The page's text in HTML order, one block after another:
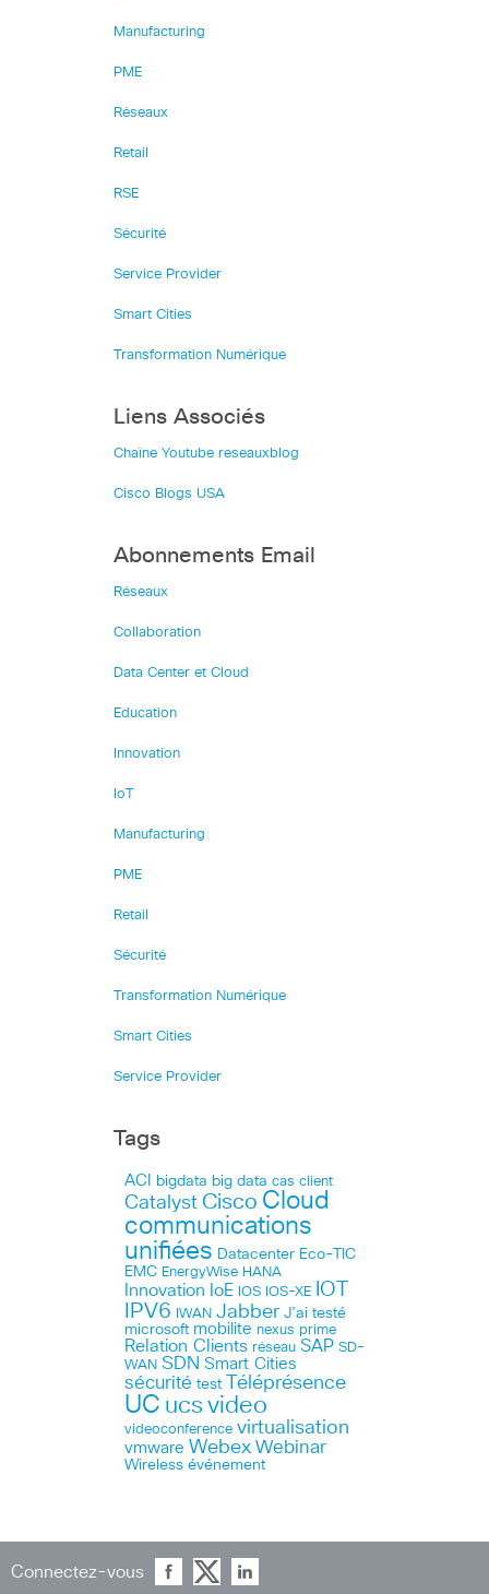
Manufacturing
PME
Réseaux
Retail
RSE
Sécurité
Service Provider
Smart Cities
Transformation Numérique
Liens Associés
Chaîne Youtube reseauxblog
Cisco Blogs USA
Abonnements Email
Réseaux
Collaboration
Data Center et Cloud
Education
Innovation
IoT
Manufacturing
PME
Retail
Sécurité
Transformation Numérique
Smart Cities
Service Provider
Tags
ACI bigdata big data cas client
Catalyst Cisco Cloud
communications
unifiées Datacenter Eco-TIC
EMC EnergyWise HANA
Innovation IoE IOS IOS-XE IOT
IPV6 IWAN Jabber J’ai testé
microsoft mobilite nexus prime
Relation Clients réseau SAP SD-
WAN SDN Smart Cities
sécurité test Téléprésence
UC ucs video
videoconference virtualisation
vmware Webex Webinar
Wireless événement
Connectez-vous